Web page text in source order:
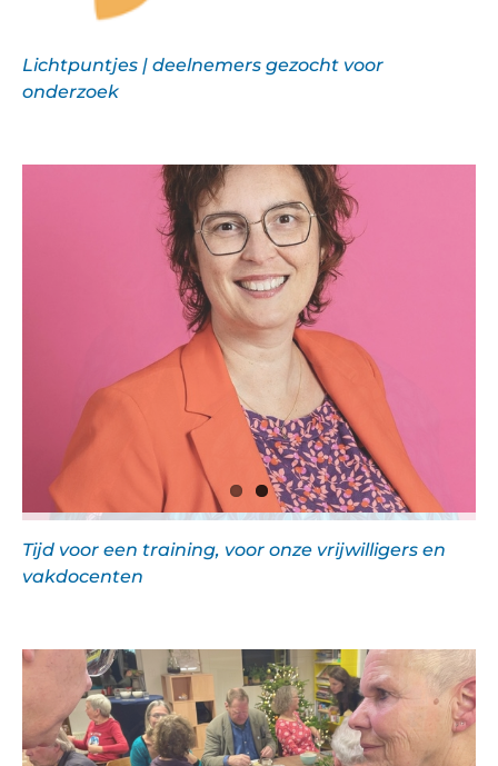
Lichtpuntjes | deelnemers gezocht voor
onderzoek
Tijd voor een training, voor onze vrijwilligers en
vakdocenten